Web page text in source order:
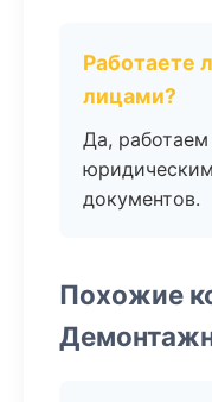
Работаете
лицами?
Да,
документов.
Похожие